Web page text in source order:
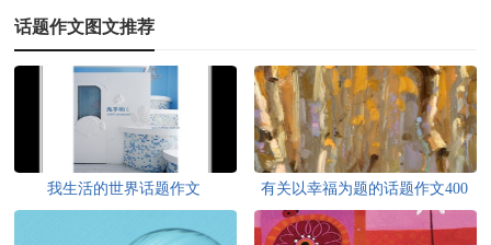
话题作文图文推荐
我生活的世界话题作文
有关以幸福为题的话题作文400
字汇总五篇